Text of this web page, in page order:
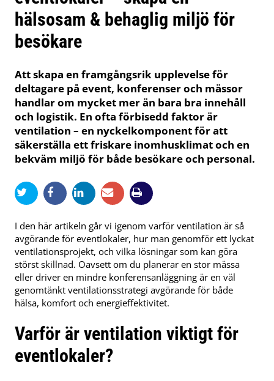
hälsosam & behaglig miljö för
besökare
Att skapa en framgångsrik upplevelse för
deltagare på event, konferenser och mässor
handlar om mycket mer än bara bra innehåll
och logistik. En ofta förbisedd faktor är
ventilation – en nyckelkomponent för att
säkerställa ett friskare inomhusklimat och en
bekväm miljö för både besökare och personal.
I den här artikeln går vi igenom varför ventilation är så
avgörande för eventlokaler, hur man genomför ett lyckat
ventilationsprojekt, och vilka lösningar som kan göra
störst skillnad. Oavsett om du planerar en stor mässa
eller driver en mindre konferensanläggning är en väl
genomtänkt ventilationsstrategi avgörande för både
hälsa, komfort och energieffektivitet.
Varför är ventilation viktigt för
eventlokaler?